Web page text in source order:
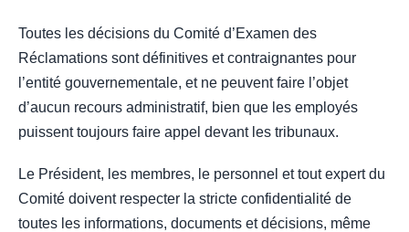
Toutes les décisions du Comité d’Examen des
Réclamations sont définitives et contraignantes pour
l’entité gouvernementale, et ne peuvent faire l’objet
d’aucun recours administratif, bien que les employés
puissent toujours faire appel devant les tribunaux.
Le Président, les membres, le personnel et tout expert du
Comité doivent respecter la stricte confidentialité de
toutes les informations, documents et décisions, même